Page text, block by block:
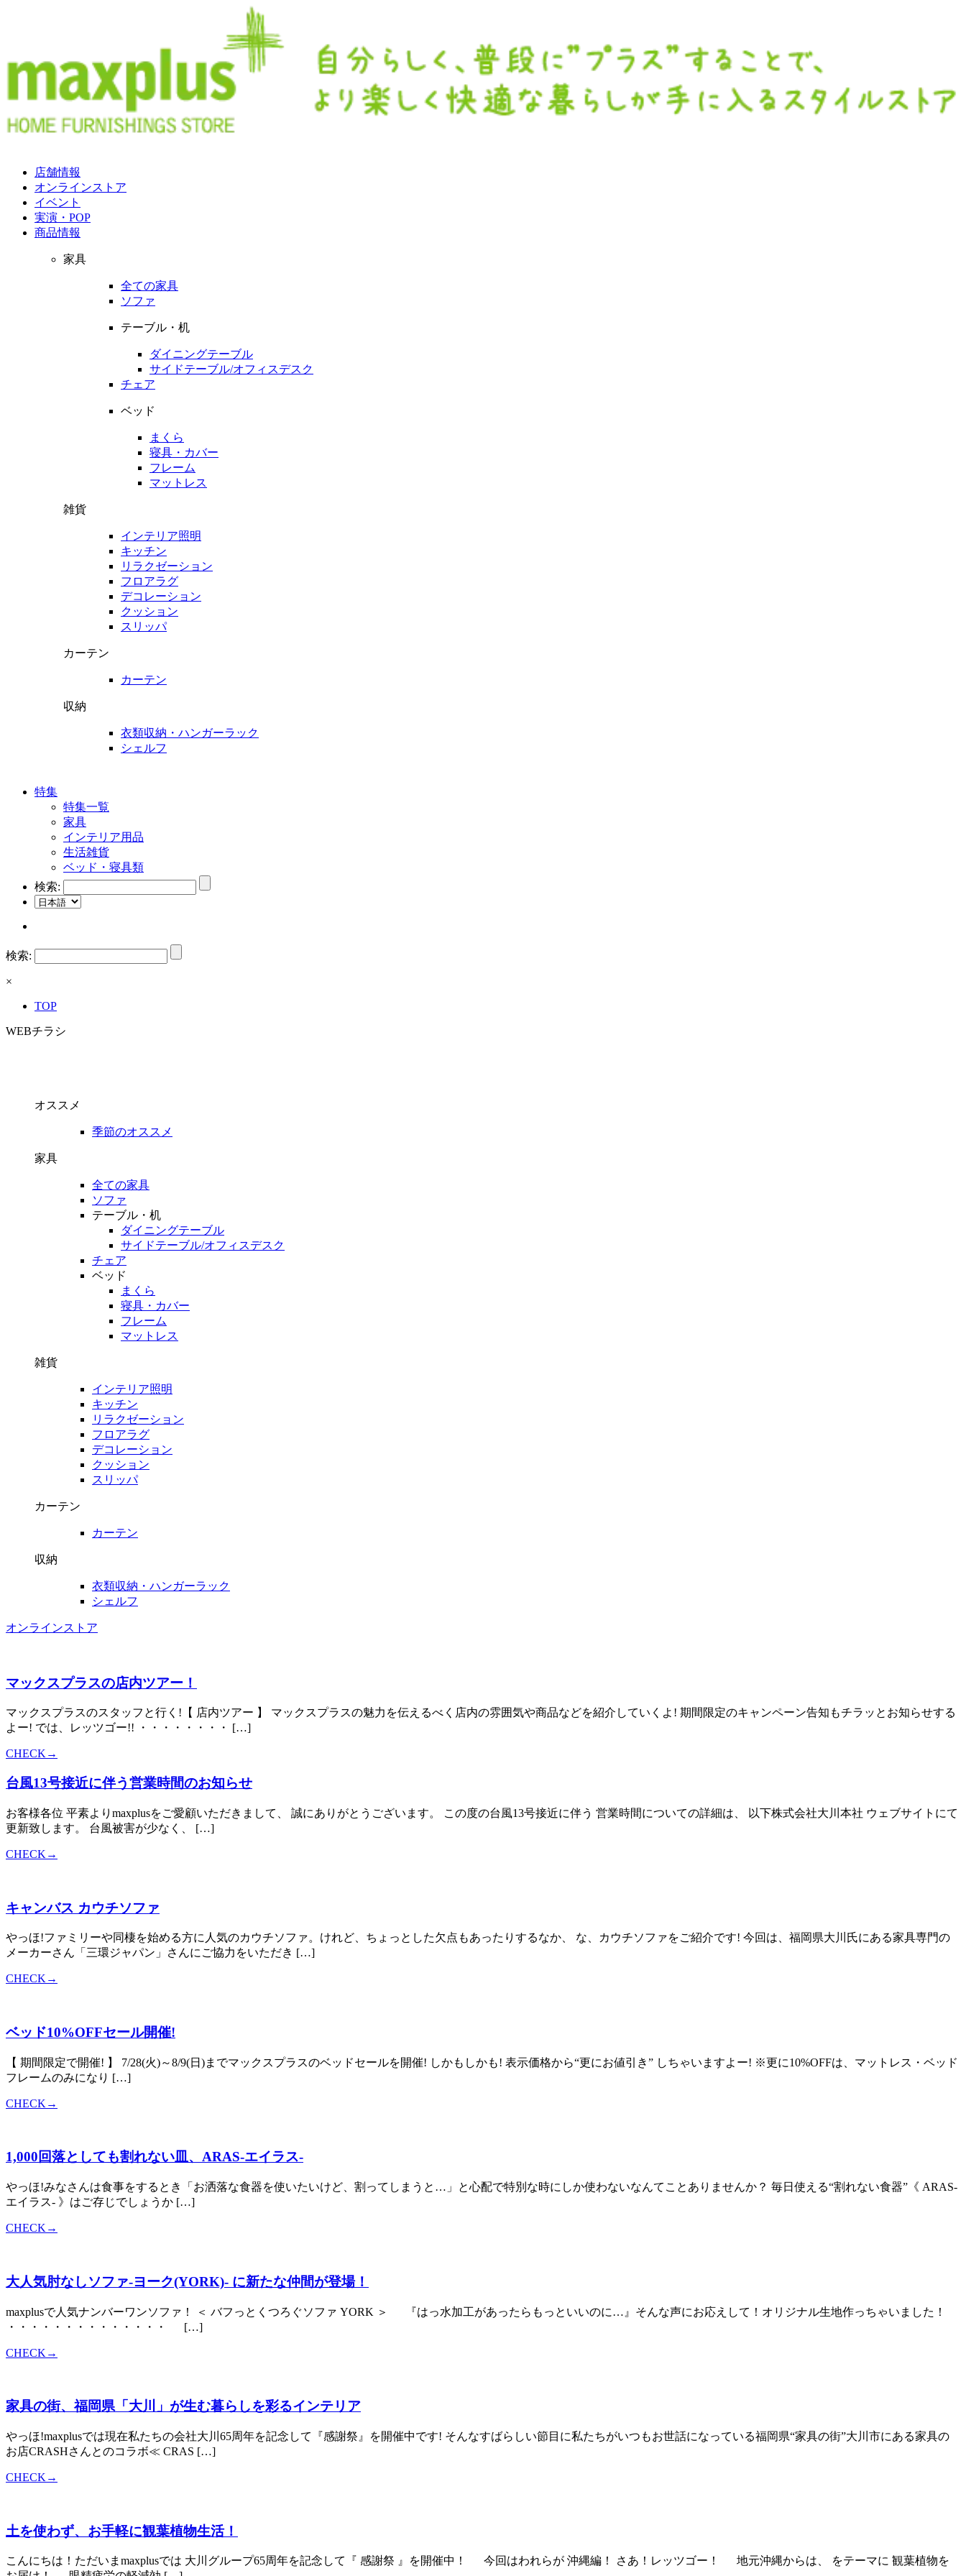
店舗情報
オンラインストア
イベント
実演・POP
商品情報
家具
全ての家具
ソファ
テーブル・机
ダイニングテーブル
サイドテーブル/オフィスデスク
チェア
ベッド
まくら
寝具・カバー
フレーム
マットレス
雑貨
インテリア照明
キッチン
リラクゼーション
フロアラグ
デコレーション
クッション
スリッパ
カーテン
カーテン
収納
衣類収納・ハンガーラック
シェルフ
特集
特集一覧
家具
インテリア用品
生活雑貨
ベッド・寝具類
検索:
検索:
×
TOP
WEBチラシ
オススメ
季節のオススメ
家具
全ての家具
ソファ
テーブル・机
ダイニングテーブル
サイドテーブル/オフィスデスク
チェア
ベッド
まくら
寝具・カバー
フレーム
マットレス
雑貨
インテリア照明
キッチン
リラクゼーション
フロアラグ
デコレーション
クッション
スリッパ
カーテン
カーテン
収納
衣類収納・ハンガーラック
シェルフ
オンラインストア
マックスプラスの店内ツアー！
マックスプラスのスタッフと行く!【 店内ツアー 】 マックスプラスの魅力を伝えるべく店内の雰囲気や商品などを紹介していくよ! 期間限定のキャンペーン告知もチラッとお知らせする
よー! では、レッツゴー!! ・・・・・・・・ […]
CHECK→
台風13号接近に伴う営業時間のお知らせ
お客様各位 平素よりmaxplusをご愛顧いただきまして、 誠にありがとうございます。 この度の台風13号接近に伴う 営業時間についての詳細は、 以下株式会社大川本社 ウェブサイトにて
更新致します。 台風被害が少なく、 […]
CHECK→
キャンバス カウチソファ
やっほ!ファミリーや同棲を始める方に人気のカウチソファ。けれど、ちょっとした欠点もあったりするなか、 な、カウチソファをご紹介です! 今回は、福岡県大川氏にある家具専門の
メーカーさん「三環ジャパン」さんにご協力をいただき […]
CHECK→
ベッド10%OFFセール開催!
【 期間限定で開催! 】 7/28(火)～8/9(日)までマックスプラスのベッドセールを開催! しかもしかも! 表示価格から“更にお値引き” しちゃいますよー! ※更に10%OFFは、マットレス・ベッド
フレームのみになり […]
CHECK→
1,000回落としても割れない皿、ARAS-エイラス-
やっほ!みなさんは食事をするとき「お洒落な食器を使いたいけど、割ってしまうと…」と心配で特別な時にしか使わないなんてことありませんか？ 毎日使える“割れない食器”《 ARAS-
エイラス- 》はご存じでしょうか […]
CHECK→
大人気肘なしソファ-ヨーク(YORK)- に新たな仲間が登場！
maxplusで人気ナンバーワンソファ！ ＜ バフっとくつろぐソファ YORK ＞ 『はっ水加工があったらもっといいのに…』そんな声にお応えして！オリジナル生地作っちゃいました！
・・・・・・・・・・・・・・ […]
CHECK→
家具の街、福岡県「大川」が生む暮らしを彩るインテリア
やっほ!maxplusでは現在私たちの会社大川65周年を記念して『感謝祭』を開催中です! そんなすばらしい節目に私たちがいつもお世話になっている福岡県“家具の街”大川市にある家具の
お店CRASHさんとのコラボ≪ CRAS […]
CHECK→
土を使わず、お手軽に観葉植物生活！
こんにちは！ただいまmaxplusでは 大川グループ65周年を記念して『 感謝祭 』を開催中！ 今回はわれらが 沖縄編！ さあ！レッツゴー！ 地元沖縄からは、 をテーマに 観葉植物を